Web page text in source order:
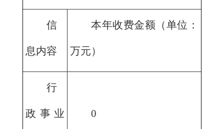
信
息内容
本年收费金额（单位：
万元）
行
政事业 0